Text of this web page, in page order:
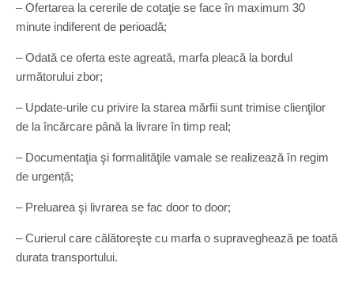
– Ofertarea la cererile de cotaţie se face în maximum 30
minute indiferent de perioadă;
– Odată ce oferta este agreată, marfa pleacă la bordul
următorului zbor;
– Update-urile cu privire la starea mărfii sunt trimise clienţilor
de la încărcare până la livrare în timp real;
– Documentaţia şi formalităţile vamale se realizează în regim
de urgență;
– Preluarea şi livrarea se fac door to door;
– Curierul care călătoreşte cu marfa o supraveghează pe toată
durata transportului.